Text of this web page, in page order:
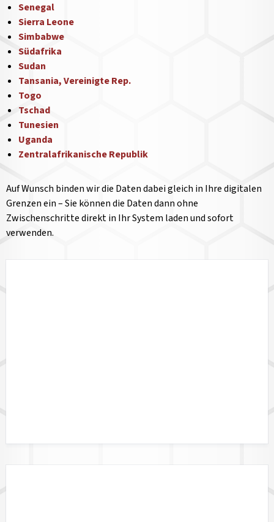
Senegal
Sierra Leone
Simbabwe
Südafrika
Sudan
Tansania, Vereinigte Rep.
Togo
Tschad
Tunesien
Uganda
Zentralafrikanische Republik
Auf Wunsch binden wir die Daten dabei gleich in Ihre digitalen
Grenzen ein – Sie können die Daten dann ohne
Zwischenschritte direkt in Ihr System laden und sofort
verwenden.